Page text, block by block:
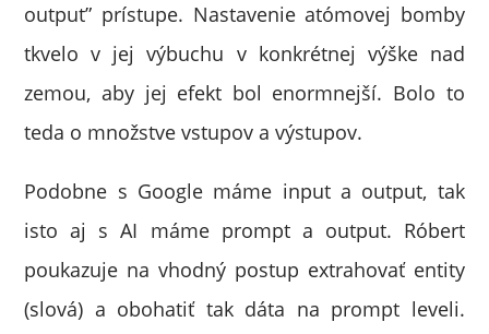
output” prístupe. Nastavenie atómovej bomby
tkvelo v jej výbuchu v konkrétnej výške nad
zemou, aby jej efekt bol enormnejší. Bolo to
teda o množstve vstupov a výstupov.
Podobne s Google máme input a output, tak
isto aj s AI máme prompt a output. Róbert
poukazuje na vhodný postup extrahovať entity
(slová) a obohatiť tak dáta na prompt leveli.